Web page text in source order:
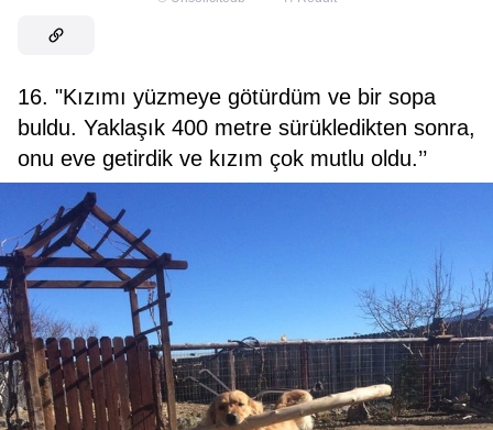
16. "Kızımı yüzmeye götürdüm ve bir sopa
buldu. Yaklaşık 400 metre sürükledikten sonra,
onu eve getirdik ve kızım çok mutlu oldu.’’